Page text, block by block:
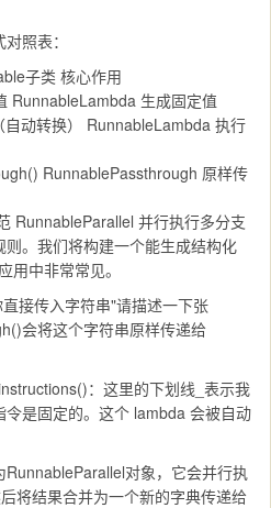
照表：
子类 核心作用
RunnableLambda 生成固定值
动转换） RunnableLambda 执行
RunnablePassthrough 原样传
RunnableParallel 并行执行多分支
。我们将构建一个能生成结构化
用中非常常见。
接传入字符串"请描述一下张
会将这个字符串原样传递给
：这里的下划线_表示我
是固定的。这个 lambda 会被自动
对象，它会并行执
将结果合并为一个新的字典传递给